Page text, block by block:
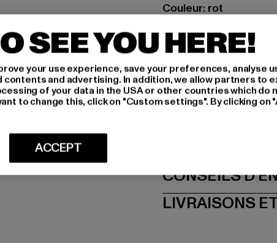
Couleur: rot
Composition du
Art.Nr: TB2375-01472
Fabricant: TB
Dr.-Robert-Murjahn-
CONSEILS
LIVRAISONS
SEE YOU HERE!
your use experience, save your preferences, analyse
and advertising. In addition, we allow partners to
of your data in the USA or other countries which do
to change this, click on "Custom settings". By clicking on
ACCEPT